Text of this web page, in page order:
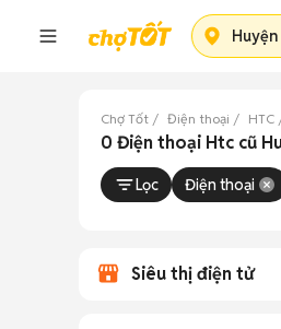
Chợ Tốt Điện thoại HTC
0 Điện thoại Htc cũ
Lọc Điện thoại
Siêu thị điện tử